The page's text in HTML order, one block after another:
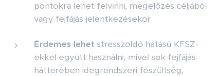
pontokra lehet felvinni, megelőzés céljából
vagy fejfájás jelentkezésekor.
Érdemes lehet stresszoldó hatású KFSZ-
ekkel együtt használni, mivel sok fejfájás
hátterében idegrendszeri feszültség,